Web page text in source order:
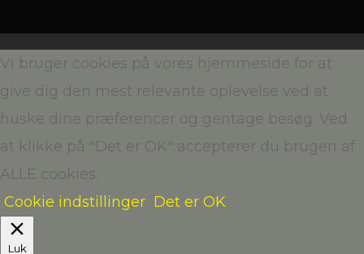
Vi bruger cookies på vores hjemmeside for at
give dig den mest relevante oplevelse ved at
huske dine præferencer og gentage besøg. Ved
at klikke på "Det er OK" accepterer du brugen af
ALLE cookies.
Cookie indstillinger Det er OK
Luk